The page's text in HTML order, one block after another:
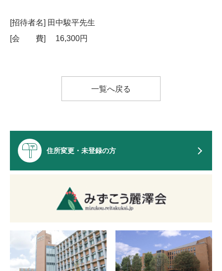
[招待者名] 田中駿平先生
[会 費] 16,300円
一覧へ戻る
住所変更・未登録の方